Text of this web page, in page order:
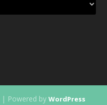
| Powered by WordPress